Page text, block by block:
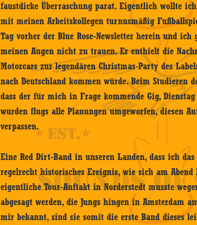
faustdicke Überraschung parat. Eigentlich wollte
mit meinen Arbeitskollegen turnusmäßig
Tag vorher der Blue Rose-Newsletter herein und ich
meinen Augen nicht zu trauen. Er enthielt die
Motorcars zur legendären Christmas-Party des
nach Deutschland kommen würde. Beim Studieren
dass der für mich in Frage kommende Gig,
wurden flugs alle Planungen umgeworfen, diesen
verpassen.
Eine Red Dirt-Band in unseren Landen, dass ich
regelrecht historisches Ereignis, wie sich am Abend
eigentliche Tour-Auftakt in Norderstedt musste
abgesagt werden, die Jungs hingen in Amsterdam
mir bekannt, sind sie somit die erste Band dieses